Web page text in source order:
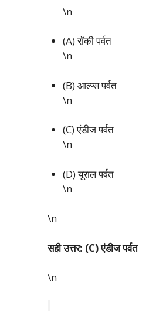
\n
(A) रॉकी पर्वत
\n
(B) आल्प्स पर्वत
\n
(C) एंडीज पर्वत
\n
(D) यूराल पर्वत
\n
\n
सही उत्तर: (C) एंडीज पर्वत
\n